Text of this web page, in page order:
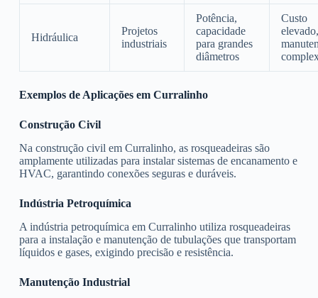
Hidráulica
Projetos
industriais
Potência,
capacidade
para grandes
diâmetros
Custo
elevado,
Exemplos de Aplicações em Curralinho
Construção Civil
Na construção civil em Curralinho, as rosqueadeiras são
amplamente utilizadas para instalar sistemas de encanamento e
HVAC, garantindo conexões seguras e duráveis.
Indústria Petroquímica
A indústria petroquímica em Curralinho utiliza rosqueadeiras
para a instalação e manutenção de tubulações que transportam
líquidos e gases, exigindo precisão e resistência.
Manutenção Industrial